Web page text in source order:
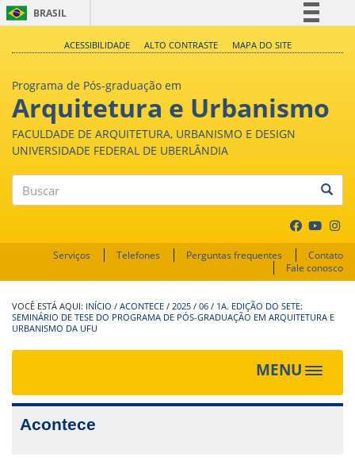
BRASIL
Acesso à informação
Legislação
ACESSIBILIDADE ALTO CONTRASTE MAPA DO SITE
Programa de Pós-graduação em
Arquitetura e Urbanismo
FACULDADE DE ARQUITETURA, URBANISMO E DESIGN
UNIVERSIDADE FEDERAL DE UBERLÂNDIA
Serviços Telefones Perguntas frequentes
Contato
Fale conosco
INÍCIO / ACONTECE / 2025 / 06 / 1A. EDIÇÃO DO SETE:
SEMINÁRIO DE TESE DO PROGRAMA DE PÓS-GRADUAÇÃO EM ARQUITETURA E
URBANISMO DA UFU
MENU
Toggle
Acontece